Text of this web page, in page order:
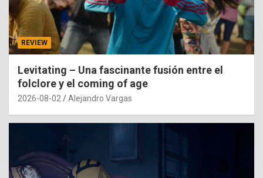
REVIEW
Levitating – Una fascinante fusión entre el
folclore y el coming of age
2026-08-02 Alejandro Vargas